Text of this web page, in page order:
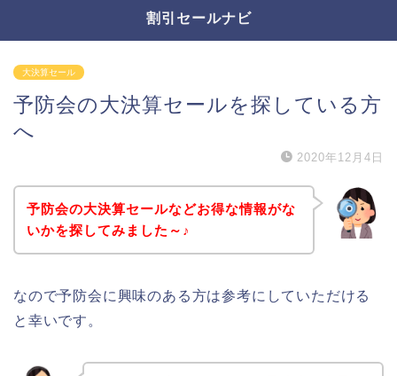
割引セールナビ
大決算セール
予防会の大決算セールを探している方
へ
2020年12月4日
予防会の大決算セールなどお得な情報がな
いかを探してみました～♪
なので予防会に興味のある方は参考にしていただける
と幸いです。